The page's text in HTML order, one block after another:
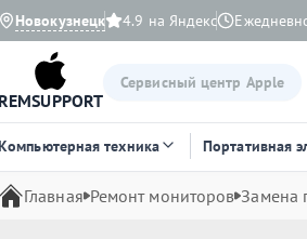
Новокузнецк 4.9 на Яндекс
REMSUPPORT
Сервисный центр Apple
техника Портативная
Главная Ремонт мониторов Замена